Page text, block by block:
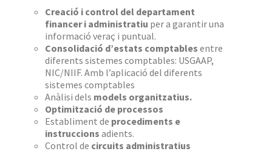
Creació i control del departament
financer i administratiu per a garantir una
informació veraç i puntual.
Consolidació d’estats comptables entre
diferents sistemes comptables: USGAAP,
NIC/NIIF. Amb l’aplicació del diferents
sistemes comptables
Anàlisi dels models organitzatius.
Optimització de processos
Establiment de procediments e
instruccions adients.
Control de circuits administratius